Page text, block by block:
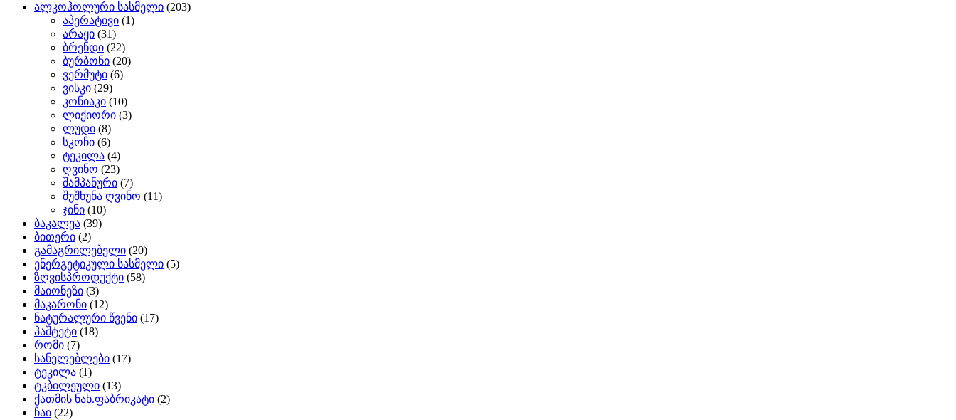
ალკოჰოლური სასმელი (203)
აპერატივი (1)
არაყი (31)
ბრენდი (22)
ბურბონი (20)
ვერმუტი (6)
ვისკი (29)
კონიაკი (10)
ლიქიორი (3)
ლუდი (8)
სკოჩი (6)
ტეკილა (4)
ღვინო (23)
შამპანური (7)
შუშხუნა ღვინო (11)
ჯინი (10)
ბაკალეა (39)
ბითერი (2)
გამაგრილებელი (20)
ენერგეტიკული სასმელი (5)
ზღვისპროდუქტი (58)
მაიონეზი (3)
მაკარონი (12)
ნატურალური წვენი (17)
პაშტეტი (18)
რომი (7)
სანელებლები (17)
ტეკილა (1)
ტკბილეული (13)
ქათმის ნახ.ფაბრიკატი (2)
ჩაი (22)